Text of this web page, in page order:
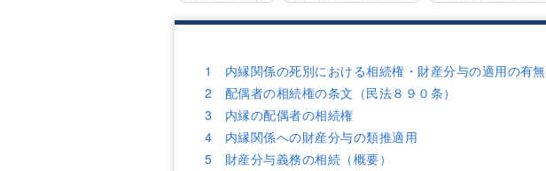
1 内縁関係の死別における相続権・財産分与の適用の有無
2 配偶者の相続権の条文（民法８９０条）
3 内縁の配偶者の相続権
4 内縁関係への財産分与の類推適用
5 財産分与義務の相続（概要）